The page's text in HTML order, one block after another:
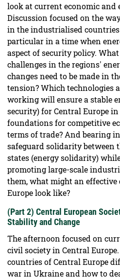
look at current economic and
Discussion focused on the
in the industrialised countries
particular in a time when
aspect of security policy.
challenges in the regions'
changes need to be made in
tension? Which technologies
working will ensure a stable
security) for Central Europe
foundations for competitive
terms of trade? And bearing
safeguard solidarity between
states (energy solidarity)
promoting large-scale
them, what might an
Europe look like?
(Part 2) Central European
Stability and Change
The afternoon focused on
civil society in Central
countries of Central Europe
war in Ukraine and how to